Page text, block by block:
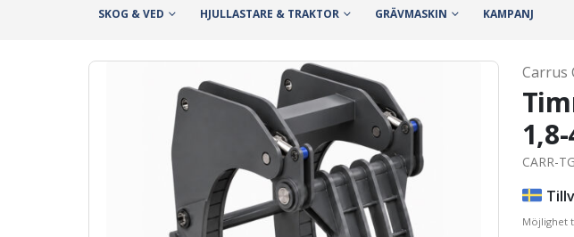
SKOG & VED HJULLASTARE & TRAKTOR GRÄVMASKIN KAMPANJ
Carrus
CARR-
Möjlighet